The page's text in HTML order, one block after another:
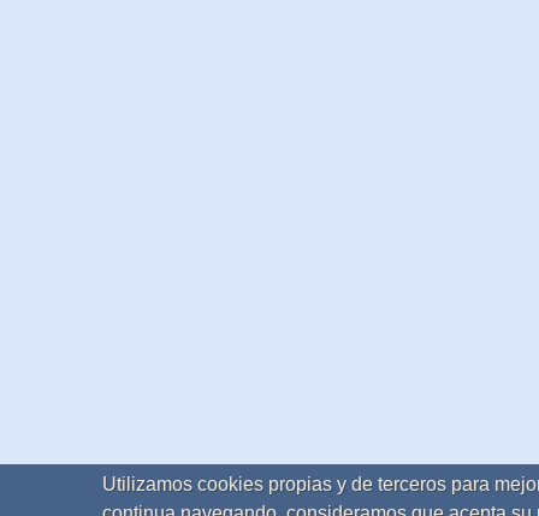
Utilizamos cookies propias y de terceros para